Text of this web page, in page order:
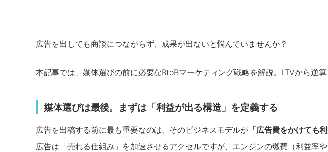
広告を出しても商談につながらず、成果が出ないと悩んでいませんか？
本記事では、媒体選びの前に必要なBtoBマーケティング戦略を解説。LTVから逆
媒体選びは最後。まずは「利益が出る構造」 を定義する
広告を出稿する前に最も重要なのは、そのビジネスモデルが 「広告費をかけても
広告は「売れる仕組み」を加速させるアクセルですが、エンジンの燃費（利益率